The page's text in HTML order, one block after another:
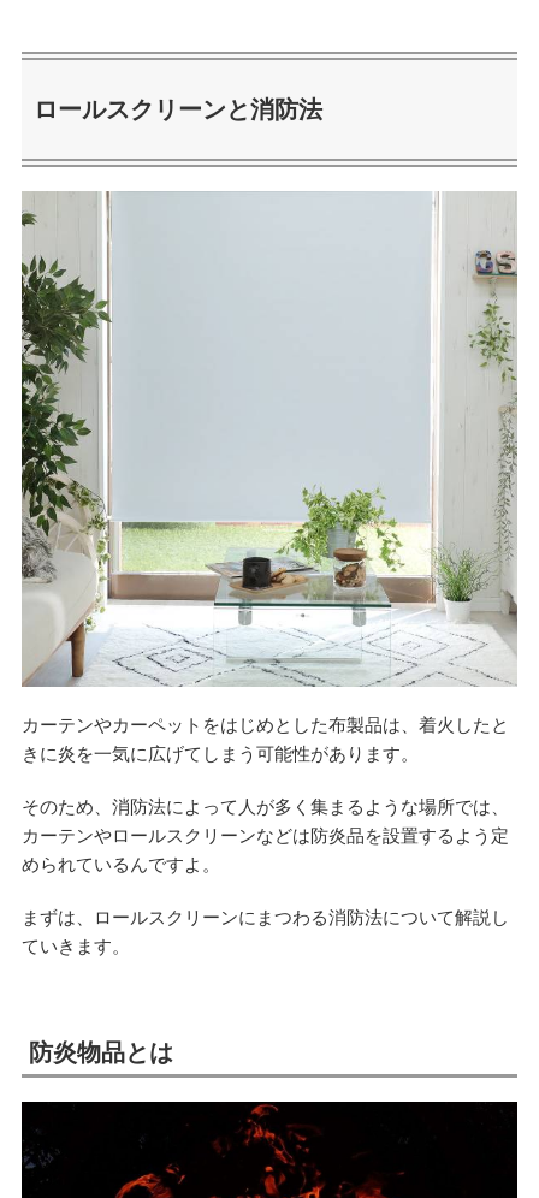
ロールスクリーンと消防法
カーテンやカーペットをはじめとした布製品は、着火したと
きに炎を一気に広げてしまう可能性があります。
そのため、消防法によって人が多く集まるような場所では、
カーテンやロールスクリーンなどは防炎品を設置するよう定
められているんですよ。
まずは、ロールスクリーンにまつわる消防法について解説し
ていきます。
防炎物品とは